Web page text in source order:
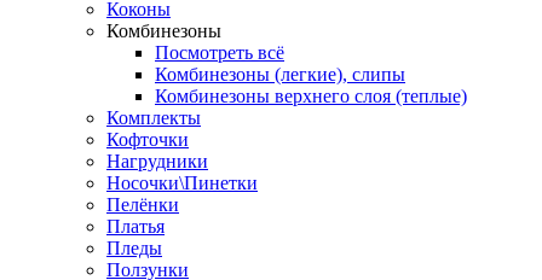
Коконы
Комбинезоны
Посмотреть всё
Комбинезоны (легкие), слипы
Комбинезоны верхнего слоя (теплые)
Комплекты
Кофточки
Нагрудники
Носочки\Пинетки
Пелёнки
Платья
Пледы
Ползунки